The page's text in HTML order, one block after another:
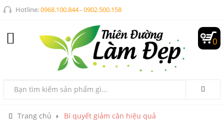
Hotline:0968.100.844-0902.500.158
0
Trang chủ Bí quyết giảm cân hiệu quả